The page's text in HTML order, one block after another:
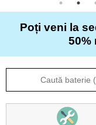
Articole
Despre
Poți veni la
50%